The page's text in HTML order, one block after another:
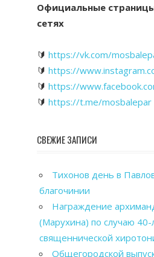
Официальные
сетях
🔰 https://vk.com/
🔰 https://
🔰 https://
🔰 https://t.me/mosbalepar
СВЕЖИЕ ЗАПИСИ
Тихонов день в
благочинии
Награждение
(Марухина) по случаю 40-
священнической
Общегородской